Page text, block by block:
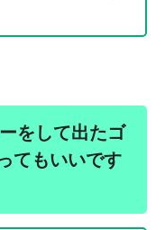
をして出たゴ
てもいいです